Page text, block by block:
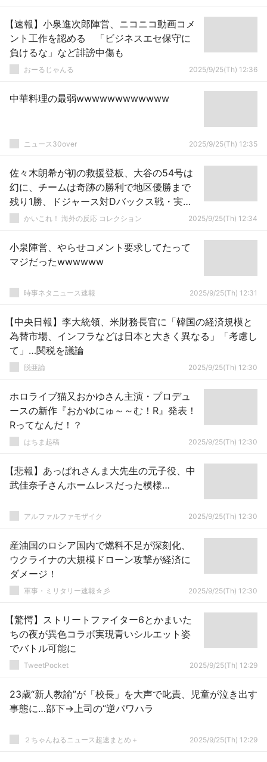
【速報】小泉進次郎陣営、ニコニコ動画コメ
ント工作を認める 「ビジネスエセ保守に
負けるな」など誹謗中傷も
おーるじゃんる 2025/9/25(Th) 12:36
中華料理の最弱wwwwwwwwwwww
ニュース30over 2025/9/25(Th) 12:35
佐々木朗希が初の救援登板、大谷の54号は
幻に、チームは奇跡の勝利で地区優勝まで
残り1勝、ドジャース対Dバックス戦・実況
スレの翻訳（海外の反応）
かいこれ！ 海外の反応 コレクション 2025/9/25(Th) 12:34
小泉陣営、やらせコメント要求してたって
マジだったwwwwww
時事ネタニュース速報 2025/9/25(Th) 12:31
【中央日報】李大統領、米財務長官に「韓国の経済規模と
為替市場、インフラなどは日本と大きく異なる」「考慮し
て」…関税を議論
脱亜論 2025/9/25(Th) 12:30
ホロライブ猫又おかゆさん主演・プロデュ
ースの新作『おかゆにゅ～～む！R』発表！
Rってなんだ！？
はちま起稿 2025/9/25(Th) 12:30
【悲報】あっぱれさんま大先生の元子役、中
武佳奈子さんホームレスだった模様…
アルファルファモザイク 2025/9/25(Th) 12:30
産油国のロシア国内で燃料不足が深刻化、
ウクライナの大規模ドローン攻撃が経済に
ダメージ！
軍事・ミリタリー速報☆彡 2025/9/25(Th) 12:30
【驚愕】ストリートファイター6とかまいた
ちの夜が異色コラボ実現青いシルエット姿
でバトル可能に
TweetPocket 2025/9/25(Th) 12:29
23歳“新人教諭”が「校長」を大声で叱責、児童が泣き出す
事態に…部下→上司の“逆パワハラ
２ちゃんねるニュース超速まとめ＋ 2025/9/25(Th) 12:29